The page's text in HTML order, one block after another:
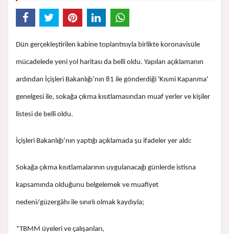
Dün gerçekleştirilen kabine toplantısıyla birlikte koronavisüle
mücadelede yeni yol haritası da belli oldu. Yapılan açıklamanın
ardından İçişleri Bakanlığı’nın 81 ile gönderdiği 'Kısmi Kapanma'
genelgesi ile, sokağa çıkma kısıtlamasından muaf yerler ve kişiler
listesi de belli oldu.
İçişleri Bakanlığı’nın yaptığı açıklamada şu ifadeler yer aldı:
Sokağa çıkma kısıtlamalarının uygulanacağı günlerde istisna
kapsamında olduğunu belgelemek ve muafiyet
nedeni/güzergâhı ile sınırlı olmak kaydıyla;
*TBMM üyeleri ve çalışanları,